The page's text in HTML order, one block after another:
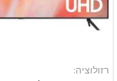
רזולוציה: